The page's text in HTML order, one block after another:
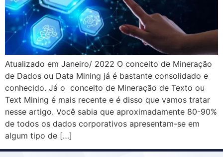
Atualizado em Janeiro/ 2022 O conceito de Mineração
de Dados ou Data Mining já é bastante consolidado e
conhecido. Já o conceito de Mineração de Texto ou
Text Mining é mais recente e é disso que vamos tratar
nesse artigo. Você sabia que aproximadamente 80-90%
de todos os dados corporativos apresentam-se em
algum tipo de […]